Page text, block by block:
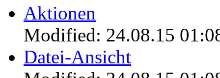
Aktionen
Modified: 24.08.15
Datei-Ansicht